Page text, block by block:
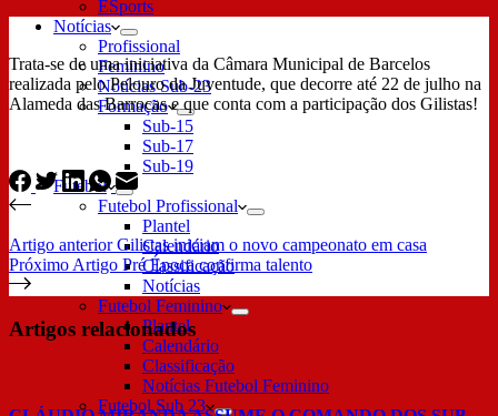
ESports
Notícias
Profissional
Feminino
Notícias Sub-23
Formação
Sub-15
Sub-17
Sub-19
Futebol
Futebol Profissional
Plantel
Calendário
Classificação
Notícias
Futebol Feminino
Plantel
Calendário
Classificação
Notícias Futebol Feminino
Futebol Sub 23
Trata-se de uma iniciativa da Câmara Municipal de Barcelos
realizada pelo Pelouro da Juventude, que decorre até 22 de julho na
Alameda das Barrocas e que conta com a participação dos Gilistas!
Artigo anteriorGilistas iniciam o novo campeonato em casa
Próximo Artigo Pré Época confirma talento
Artigos relacionados